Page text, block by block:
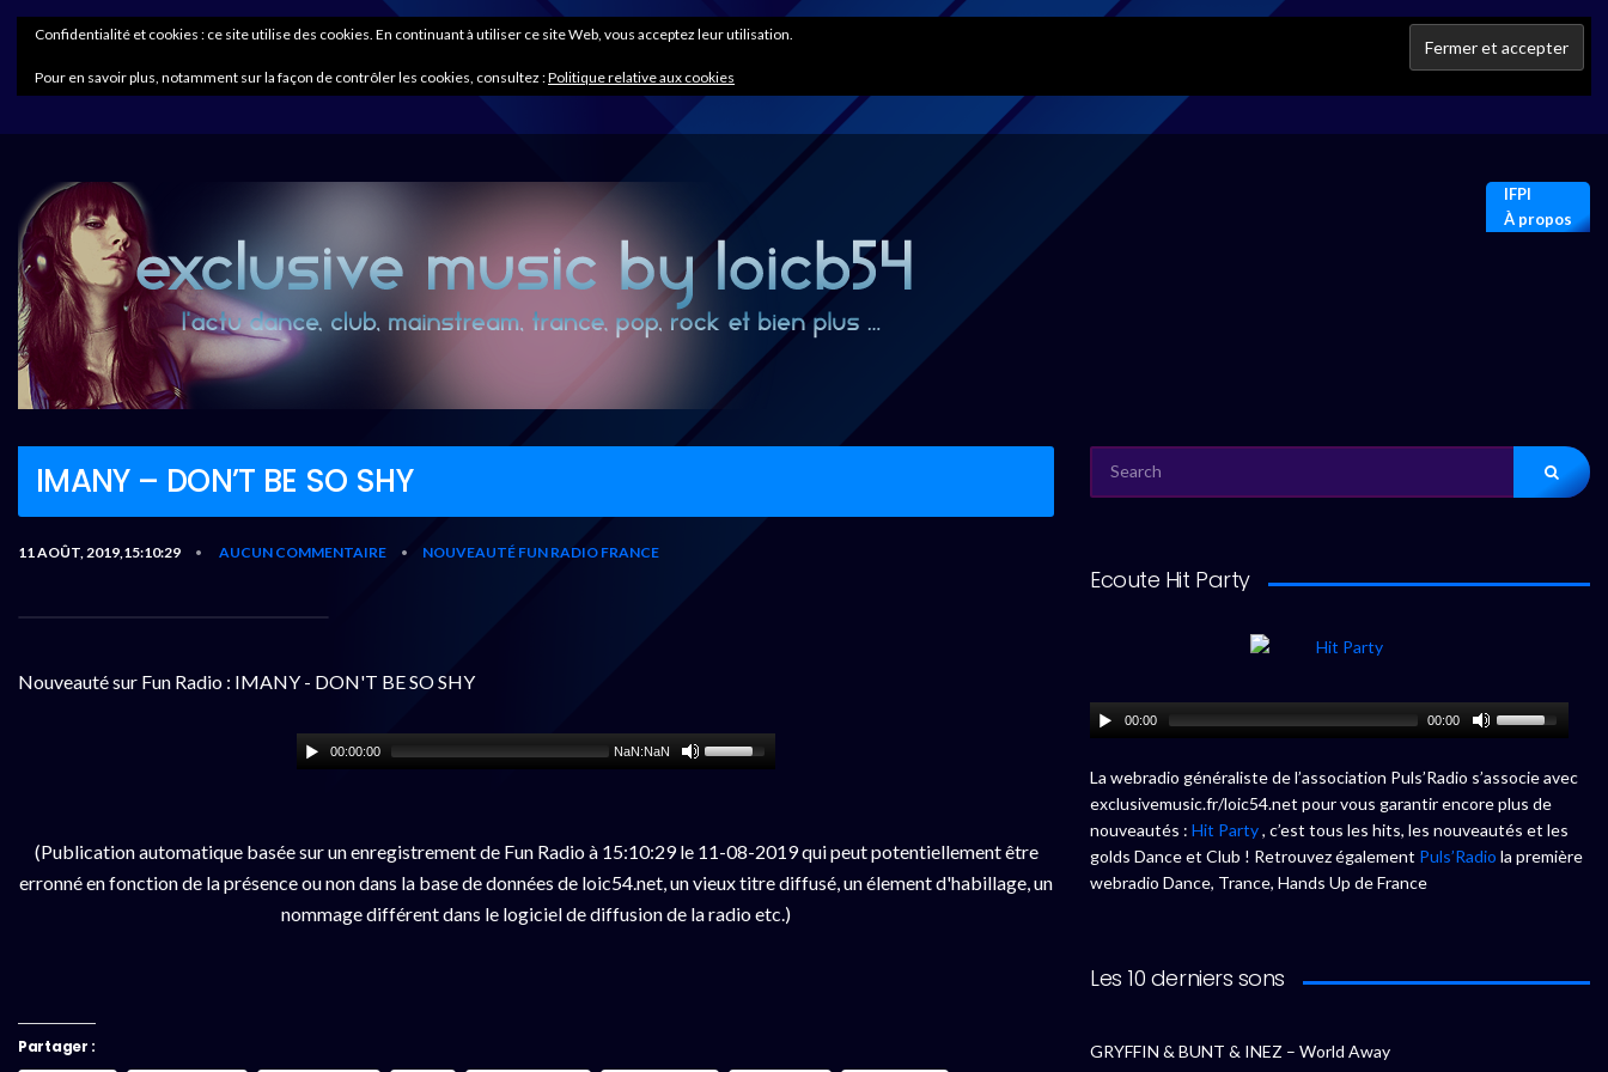
IFPI
À propos
IMANY – DON’T BE SO SHY
11 AOÛT, 2019,15:10:29 • AUCUN COMMENTAIRE • NOUVEAUTÉ FUN RADIO FRANCE
Nouveauté sur Fun Radio : IMANY - DON'T BE SO SHY
00:00:00 NaN:NaN
(Publication automatique basée sur un enregistrement de Fun Radio à 15:10:29 le 11-08-2019 qui peut potentiellement être
erronné en fonction de la présence ou non dans la base de données de loic54.net, un vieux titre diffusé, un élement d'habillage, un
nommage différent dans le logiciel de diffusion de la radio etc.)
Partager :
FOR:
Ecoute Hit Party
00:00 00:00
La webradio généraliste de l’association Puls’Radio s’associe avec
exclusivemusic.fr/loic54.net pour vous garantir encore plus de
nouveautés : Hit Party, c’est tous les hits, les nouveautés et les
golds Dance et Club ! Retrouvez également Puls’Radio la première
webradio Dance, Trance, Hands Up de France
Les 10 derniers sons
GRYFFIN & BUNT & INEZ – World Away
Confidentialité et cookies : ce site utilise des cookies. En continuant à utiliser ce site Web, vous acceptez leur utilisation.
Pour en savoir plus, notamment sur la façon de contrôler les cookies, consultez :Politique relative aux cookies